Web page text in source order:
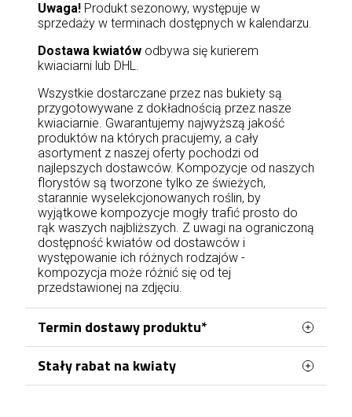
Uwaga! Produkt sezonowy, występuje w
sprzedaży w terminach dostępnych w kalendarzu.
Dostawa kwiatów odbywa się kurierem
kwiaciarni lub DHL.
Wszystkie dostarczane przez nas bukiety są
przygotowywane z dokładnością przez nasze
kwiaciarnie. Gwarantujemy najwyższą jakość
produktów na których pracujemy, a cały
asortyment z naszej oferty pochodzi od
najlepszych dostawców. Kompozycje od naszych
florystów są tworzone tylko ze świeżych,
starannie wyselekcjonowanych roślin, by
wyjątkowe kompozycje mogły trafić prosto do
rąk waszych najbliższych. Z uwagi na ograniczoną
dostępność kwiatów od dostawców i
występowanie ich różnych rodzajów -
kompozycja może różnić się od tej
przedstawionej na zdjęciu.
Termin dostawy produktu*
Zamówienia kwiatowe w Jastrzębiu-Zdroju
obsługujemy bezpośrednio z naszej kwiaciarni
Stały rabat na kwiaty